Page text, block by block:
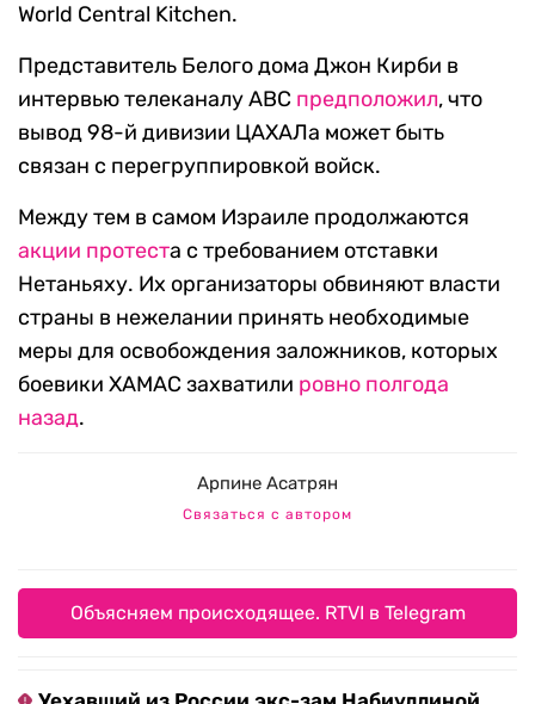
World Central Kitchen.
Представитель Белого дома Джон Кирби в
интервью телеканалу ABC предположил, что
вывод 98-й дивизии ЦАХАЛа может быть
связан с перегруппировкой войск.
Между тем в самом Израиле продолжаются
акции протеста с требованием отставки
Нетаньяху. Их организаторы обвиняют власти
страны в нежелании принять необходимые
меры для освобождения заложников, которых
боевики ХАМАС захватили ровно полгода
назад.
Арпине Асатрян
Связаться с автором
Объясняем происходящее. RTVI в Telegram